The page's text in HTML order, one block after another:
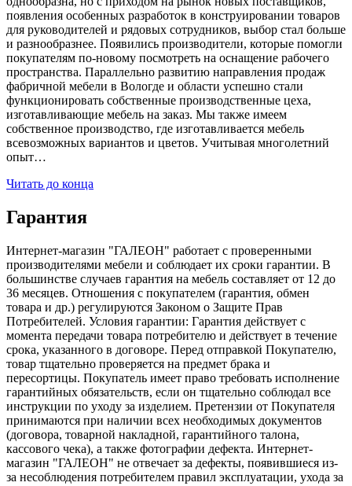
появления особенных разработок в конструировании товаров
для руководителей и рядовых сотрудников, выбор стал больше
и разнообразнее. Появились производители, которые помогли
покупателям по-новому посмотреть на оснащение рабочего
пространства. Параллельно развитию направления продаж
фабричной мебели в Вологде и области успешно стали
функционировать собственные производственные цеха,
изготавливающие мебель на заказ. Мы также имеем
собственное производство, где изготавливается мебель
всевозможных вариантов и цветов. Учитывая многолетний
опыт…
Читать до конца
Гарантия
Интернет-магазин "ГАЛЕОН" работает с проверенными
производителями мебели и соблюдает их сроки гарантии. В
большинстве случаев гарантия на мебель составляет от 12 до
36 месяцев. Отношения с покупателем (гарантия, обмен
товара и др.) регулируются Законом о Защите Прав
Потребителей. Условия гарантии: Гарантия действует с
момента передачи товара потребителю и действует в течение
срока, указанного в договоре. Перед отправкой Покупателю,
товар тщательно проверяется на предмет брака и
пересортицы. Покупатель имеет право требовать исполнение
гарантийных обязательств, если он тщательно соблюдал все
инструкции по уходу за изделием. Претензии от Покупателя
принимаются при наличии всех необходимых документов
(договора, товарной накладной, гарантийного талона,
кассового чека), а также фотографии дефекта. Интернет-
магазин "ГАЛЕОН" не отвечает за дефекты, появившиеся из-
за несоблюдения потребителем правил эксплуатации, ухода за